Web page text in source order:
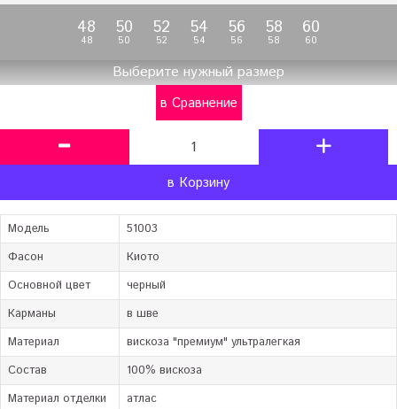
48
48
50
50
52
52
54
54
56
56
58
58
60
60
Выберите нужный размер
в Сравнение
в Корзину
Модель
51003
Фасон
Киото
Основной цвет
черный
Карманы
в шве
Материал
вискоза "премиум" ультралегкая
Состав
100% вискоза
Материал отделки
атлас